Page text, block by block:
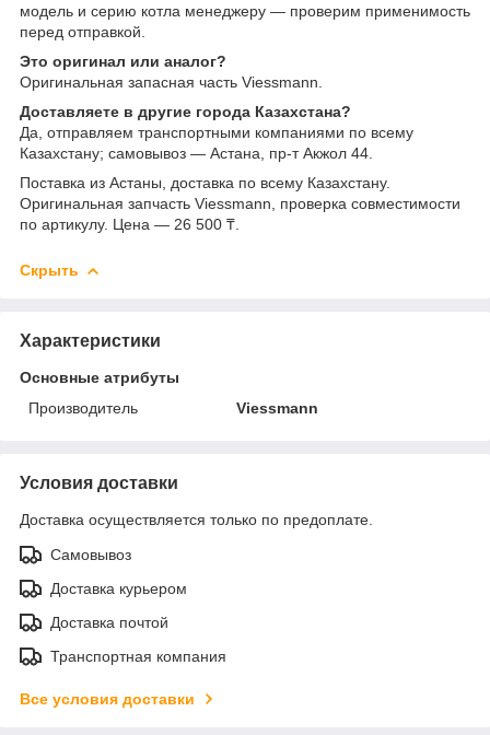
модель и серию котла менеджеру — проверим применимость
перед отправкой.
Это оригинал или аналог?
Оригинальная запасная часть Viessmann.
Доставляете в другие города Казахстана?
Да, отправляем транспортными компаниями по всему
Казахстану; самовывоз — Астана, пр-т Акжол 44.
Поставка из Астаны, доставка по всему Казахстану.
Оригинальная запчасть Viessmann, проверка совместимости
по артикулу. Цена — 26 500 ₸.
Скрыть
Характеристики
Основные атрибуты
Производитель
Viessmann
Условия доставки
Доставка осуществляется только по предоплате.
Самовывоз
Доставка курьером
Доставка почтой
Транспортная компания
Все условия доставки